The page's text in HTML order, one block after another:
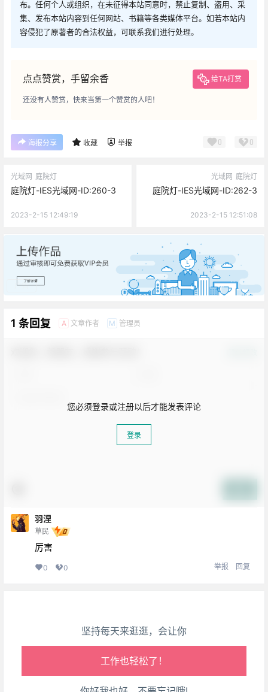
布。任何个人或组织，在未征得本站同意时，禁止复制、盗用、采
集、发布本站内容到任何网站、书籍等各类媒体平台。如若本站内
容侵犯了原著者的合法权益，可联系我们进行处理。
点点赞赏，手留余香 给TA打赏
还没有人赞赏，快来当第一个赞赏的人吧！
海报分享 收藏 举报 0 0
光域网 庭院灯
庭院灯-IES光域网-ID:260-3
2023-2-15 12:49:19
光域网 庭院灯
庭院灯-IES光域网-ID:262-3
2023-2-15 12:51:08
广告
1 条回复 A 文章作者 M 管理员
您必须登录或注册以后才能发表评论
登录
羽涅
草民
厉害
0 0 举报 回复
坚持每天来逛逛，会让你
腰也不酸了！
工作也轻松了！